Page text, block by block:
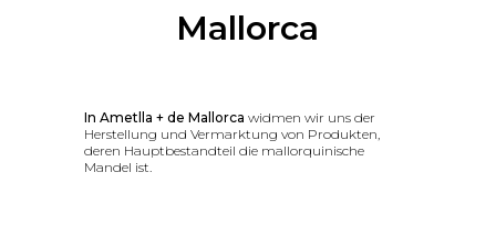
Mallorca
In Ametlla + de Mallorcawidmen wir uns der
Herstellung und Vermarktung von Produkten,
deren Hauptbestandteil die mallorquinische
Mandel ist.